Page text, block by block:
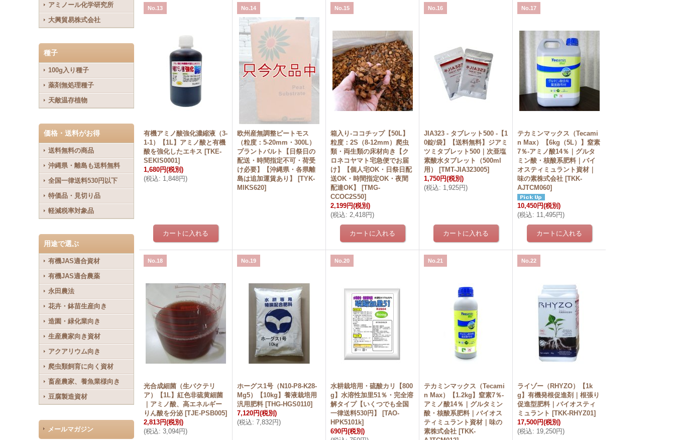
アミノール化学研究所
大興貿易株式会社
種子
100g入り種子
薬剤無処理種子
天敵温存植物
価格・送料がお得
送料無料の商品
沖縄県・離島も送料無料
全国一律送料530円以下
特価品・見切り品
軽減税率対象品
用途で選ぶ
有機JAS適合資材
有機JAS適合農薬
永田農法
花卉・鉢苗生産向き
造園・緑化業向き
生産農家向き資材
アクアリウム向き
爬虫類飼育に向く資材
畜産農家、養魚業様向き
豆腐製造資材
メールマガジン
No.13
有機アミノ酸強化濃縮液（3-
1-1）【1L】アミノ酸と有機
酸を強化したエキス [TKE-
SEKIS0001]
1,680円(税別)
(税込: 1,848円)
No.14
欧州産無調整ピートモス
（粒度：5-20mm・300L）
プラントバルト【日祭日の
配送・時間指定不可・荷受
け必要】【沖縄県・各県離
島は追加運賃あり】
[TYK-
MIKS620]
No.15
箱入り-ココチップ【50L】
粒度：2S（8-12mm）爬虫
類・両生類の床材向き【ク
ロネコヤマト宅急便でお届
け】【個人宅OK・日祭日配
送OK・時間指定OK・夜間
配達OK】
[TMG-
CCOC2S50]
2,199円(税別)
(税込: 2,418円)
No.16
JIA323 - タブレット500 -【1
0錠/袋】【送料無料】ジアミ
ツミタブレット500｜次亜塩
素酸水タブレット（500ml
用）
[TMT-JIA323005]
1,750円(税別)
(税込: 1,925円)
No.17
テカミンマックス（Tecami
n Max）【6kg（5L）】窒素
7％-アミノ酸14％｜グルタ
ミン酸・核酸系肥料｜バイ
オスティミュラント資材｜
味の素株式会社 [TKK-
AJTCM060]
10,450円(税別)
(税込: 11,495円)
No.18
光合成細菌（生バクテリ
ア）【1L】紅色非硫黄細菌
｜アミノ酸、高エネルギー
りん酸を分泌 [TJE-PSB005]
2,813円(税別)
(税込: 3,094円)
No.19
ホーグス1号（N10-P8-K28-
Mg5）【10kg】養液栽培用
汎用肥料 [THG-HGS0110]
7,120円(税別)
(税込: 7,832円)
No.20
水耕栽培用・硫酸カリ【800
g】水溶性加里51％・完全溶
解タイプ【いくつでも全国
一律送料530円】
[TAO-
HPK5101k]
690円(税別)
No.21
テカミンマックス（Tecami
n Max）【1.2kg】窒素7％-
アミノ酸14％｜グルタミン
酸・核酸系肥料｜バイオス
ティミュラント資材｜味の
素株式会社 [TKK-
No.22
ライゾー（RHYZO）【1k
g】有機発根促進剤｜根張り
促進型肥料｜バイオスティ
ミュラント [TKK-RHYZ01]
17,500円(税別)
(税込: 19,250円)